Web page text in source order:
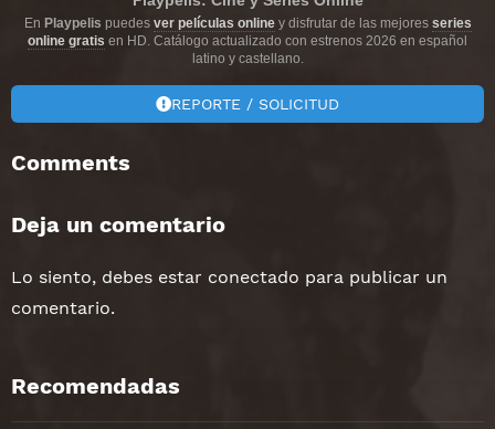
En Playpelis puedes ver películas onliney disfrutar de las mejores series
online gratis en HD. Catálogo actualizado con estrenos 2026 en español
latino y castellano.
REPORTE / SOLICITUD
Comments
Deja un comentario
Lo siento, debes estar conectado para publicar un
comentario.
Recomendadas